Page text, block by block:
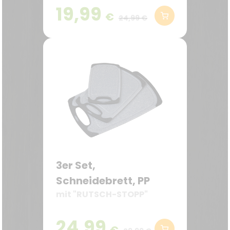
19,99 € 24,99 €
3er Set,
Schneidebrett, PP